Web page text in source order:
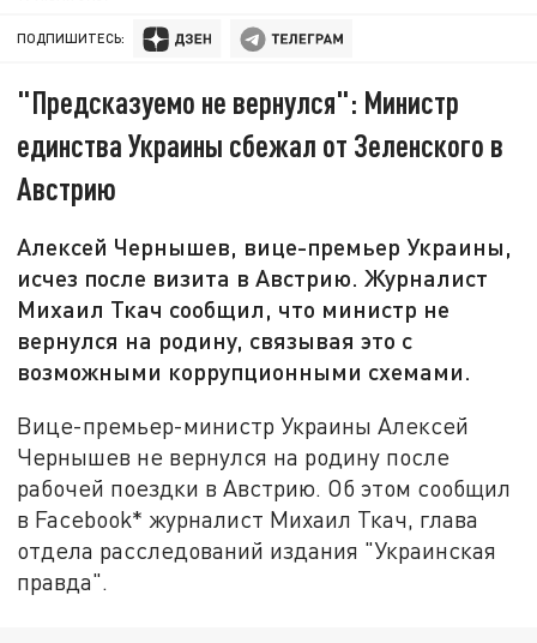
ПОДПИШИТЕСЬ:
"Предсказуемо не вернулся": Министр
единства Украины сбежал от Зеленского в
Австрию
Алексей Чернышев, вице-премьер Украины,
исчез после визита в Австрию. Журналист
Михаил Ткач сообщил, что министр не
вернулся на родину, связывая это с
возможными коррупционными схемами.
Вице-премьер-министр Украины Алексей
Чернышев не вернулся на родину после
рабочей поездки в Австрию. Об этом сообщил
в Facebook* журналист Михаил Ткач, глава
отдела расследований издания "Украинская
правда".